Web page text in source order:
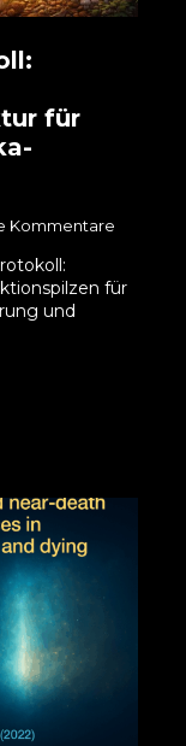
für
Kommentare
für
und